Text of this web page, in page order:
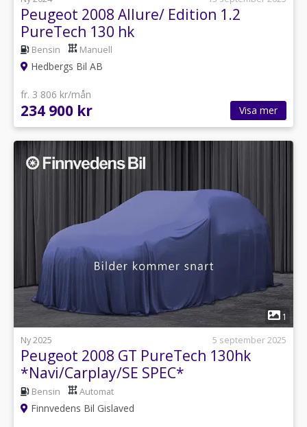
Peugeot 2008 Allure/ Edition 1.2
PureTech 130 hk
Bensin Manuell
Hedbergs Bil AB
fr. 3 806 kr/mån
234 900 kr Visa mer
1
Ny 2025
5 september 2025
Peugeot 2008 GT PureTech 130hk
*Navi/Carplay/SE SPEC*
Bensin Automat
Finnvedens Bil Gislaved